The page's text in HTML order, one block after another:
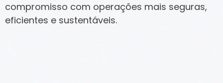
compromisso com operações mais seguras,
eficientes e sustentáveis.